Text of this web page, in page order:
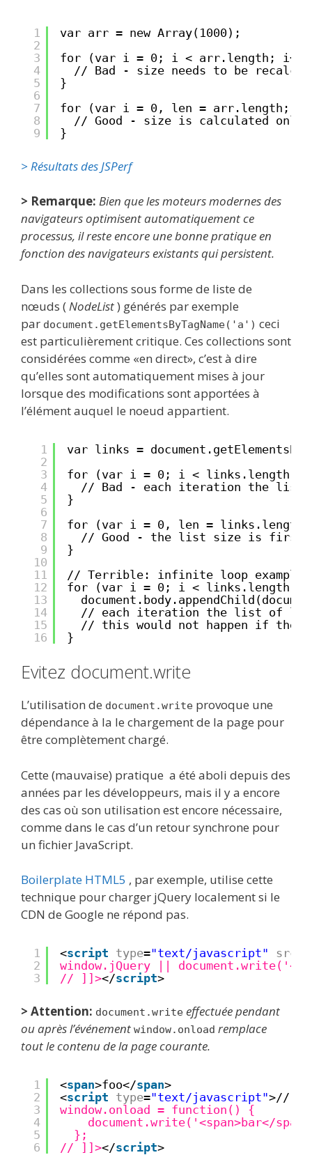
1
2
3
4
5
6
7
8
9
var arr = new Array(1000);
for (var i = 0; i < arr.length;
// Bad - size needs to be
}
for (var i = 0, len = arr.length; i
// Good - size is calculated only
}
> Résultats des JSPerf
> Remarque: Bien que les moteurs modernes des
navigateurs optimisentautomatiquementce
processus, il reste encore une bonne pratique en
fonction des navigateurs existants qui persistent.
Dans les collections sous forme de liste de
nœuds (NodeList) générés par exemple
par document.getElementsByTagName('a') ceci
est particulièrement critique. Ces collections sont
considérées comme «en direct», c’est à dire
qu’elles sont automatiquement mises à jour
lorsque des modifications sont apportées à
l’élément auquel le noeud appartient.
1
2
3
4
5
6
7
8
9
10
11
12
13
14
15
16
var links =
for (var i = 0; i < links.length;
// Bad - each iteration the list
}
for (var i = 0, len =
// Good - the list size is first
}
// Terrible: infinite loop example
for (var i = 0; i < links.length;
// each iteration the list of
// this would not happen if the
}
Evitez document.write
L’utilisation de document.write provoque une
dépendance à la le chargement de la page pour
être complètement chargé.
Cette (mauvaise) pratique a été aboli depuis des
années par les développeurs, mais il y a encore
des cas où son utilisation est encore nécessaire,
comme dans le cas d’un retour synchrone pour
un fichier JavaScript.
Boilerplate HTML5 , par exemple, utilise cette
technique pour charger jQuery localement si le
CDN de Google ne répond pas.
1
2
3
<script type="text/javascript" src
window.jQuery ||
// ]]></script>
> Attention: document.write effectuée pendant
ou après l’événement window.onload remplace
tout le contenu de la page courante.
1
2
3
4
5
6
<span>foo</span>
<script type="text/javascript">//
window.onload = function() {
document.write('<span>bar</
};
// ]]></script>